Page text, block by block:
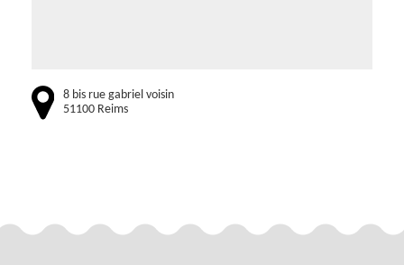
8 bis rue gabriel voisin
51100 Reims